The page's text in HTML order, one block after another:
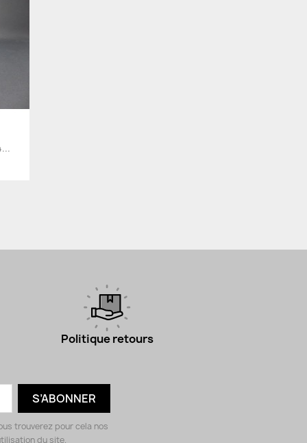
Politique retours
trouverez pour cela nos
du site.